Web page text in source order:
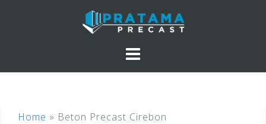
Home » Beton Precast Cirebon